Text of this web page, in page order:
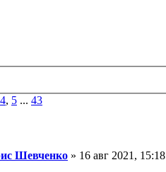
4, 5 ... 43
Шевченко » 16 авг 2021, 15:18